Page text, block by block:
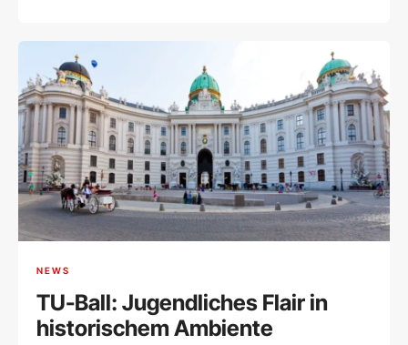
NEWS
TU-Ball: Jugendliches Flair in
historischem Ambiente